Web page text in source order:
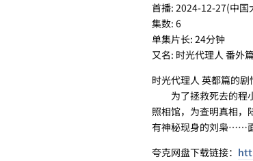
首播: 2024-12-27(中国
集数: 6
单集片长: 24分钟
又名: 时光代理人 番外
时光代理人 英都篇
为了拯救死去的程小
照相馆，为查明真相，
有神秘现身的刘枭……
夸克网盘下载链接：